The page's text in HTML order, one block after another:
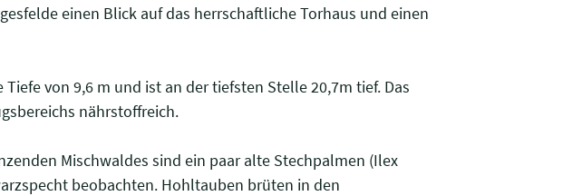
einen Blick auf das herrschaftliche Torhaus und einen
von 9,6 m und ist an der tiefsten Stelle 20,7m tief. Das
nährstoffreich.
Mischwaldes sind ein paar alte Stechpalmen (Ilex
beobachten. Hohltauben brüten in den